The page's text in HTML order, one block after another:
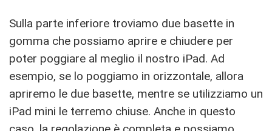
Sulla parte inferiore troviamo due basette in
gomma che possiamo aprire e chiudere per
poter poggiare al meglio il nostro iPad. Ad
esempio, se lo poggiamo in orizzontale, allora
apriremo le due basette, mentre se utilizziamo un
iPad mini le terremo chiuse. Anche in questo